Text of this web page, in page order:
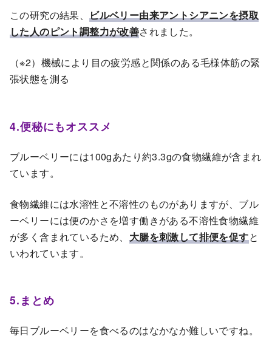
この研究の結果、ビルベリー由来アントシアニンを摂取
した人のピント調整力が改善されました。
（※2）機械により目の疲労感と関係のある毛様体筋の緊
張状態を測る
4.便秘にもオススメ
ブルーベリーには100gあたり約3.3gの食物繊維が含まれ
ています。
食物繊維には水溶性と不溶性のものがありますが、ブル
ーベリーには便のかさを増す働きがある不溶性食物繊維
が多く含まれているため、 大腸を刺激して排便を促すと
いわれています。
5.まとめ
毎日ブルーベリーを食べるのはなかなか難しいですね。